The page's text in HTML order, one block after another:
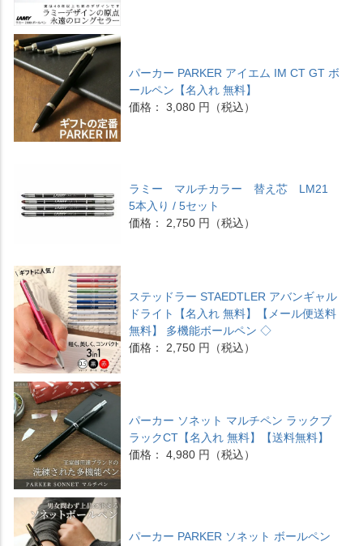
パーカー PARKER アイエム IM CT GT ボ
ールペン【名入れ 無料】
価格： 3,080 円（税込）
ラミー マルチカラー 替え芯 LM21
5本入り / 5セット
価格： 2,750 円（税込）
ステッドラー STAEDTLER アバンギャル
ドライト【名入れ 無料】【メール便送料
無料】 多機能ボールペン ◇
価格： 2,750 円（税込）
パーカー ソネット マルチペン ラックブ
ラックCT【名入れ 無料】【送料無料】
価格： 4,980 円（税込）
パーカー PARKER ソネット ボールペン